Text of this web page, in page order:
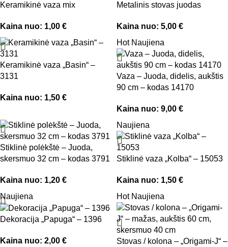
Keramikinė vaza mix
Kaina nuo: 1,00 €
Metalinis stovas juodas
Kaina nuo: 5,00 €
Keramikinė vaza „Basin“ –
3131
Kaina nuo: 1,50 €
Hot Naujiena
Vaza – Juoda, didelis, aukštis
90 cm – kodas 14170
Kaina nuo: 9,00 €
Stiklinė polėkštė – Juoda,
skersmuo 32 cm – kodas 3791
Kaina nuo: 1,20 €
Naujiena
Stiklinė vaza „Kolba“ – 15053
Kaina nuo: 1,50 €
Naujiena
Dekoracija „Papuga“ – 1396
Kaina nuo: 2,00 €
Hot Naujiena
Stovas / kolona – „Origami-J“ –